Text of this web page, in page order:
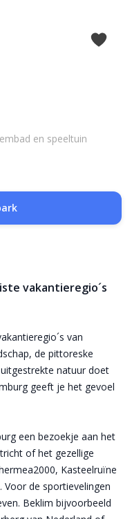
en speeltuin
vakantieregio´s
van
de pittoreske
natuur doet
geeft je het gevoel
een bezoekje aan het
of het gezellige
Kasteelruïne
Voor de sportievelingen
Beklim bijvoorbeeld